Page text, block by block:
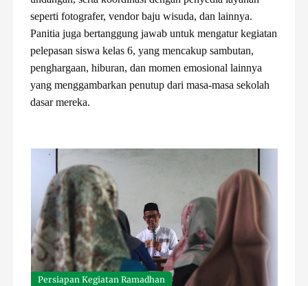
seperti fotografer, vendor baju wisuda, dan lainnya.
Panitia juga bertanggung jawab untuk mengatur kegiatan
pelepasan siswa kelas 6, yang mencakup sambutan,
penghargaan, hiburan, dan momen emosional lainnya
yang menggambarkan penutup dari masa-masa sekolah
dasar mereka.
Persiapan Kegiatan Ramadhan